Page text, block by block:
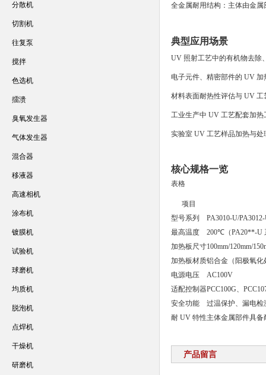
全金属耐用结构 ：主体由金
典型应用场景
UV 照射工艺中的有机物去除
电子元件、精密部件的 UV
材料表面耐热性评估与 UV 工
工业生产中 UV 工艺配套加热
实验室 UV 工艺样品加热与处
核心规格一览
表格
项目
型号系列
PA3010-U/
最高温度
200℃（PA20**-U
加热板尺寸100mm/120mm/
加热板材质铝合金（阳极氧化
电源电压
AC100V
适配控制器PCC100G、
安全功能
过温保护、漏电检
耐 UV 特性主体金属部件具
产品留言
分散机
切割机
往复泵
搅拌
色选机
擂溃
臭氧发生器
气体发生器
混合器
移液器
高速相机
涂布机
镀膜机
试验机
球磨机
均质机
脱泡机
点焊机
干燥机
研磨机